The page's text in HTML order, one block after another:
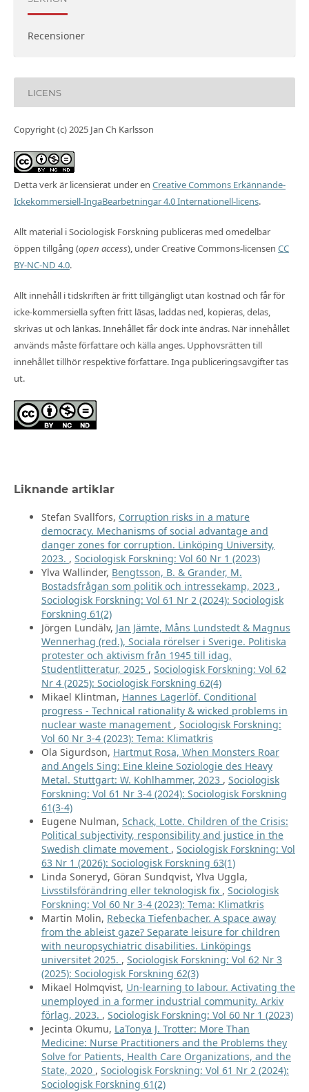
Recensioner
LICENS
Copyright (c) 2025 Jan Ch Karlsson
Detta verk är licensierat under en Creative Commons Erkännande-
Ickekommersiell-IngaBearbetningar 4.0 Internationell-licens.
Allt material i Sociologisk Forskning publiceras med omedelbar
öppen tillgång (open access), under Creative Commons-licensen CC
BY-NC-ND 4.0.
Allt innehåll i tidskriften är fritt tillgängligt utan kostnad och får för
icke-kommersiella syften fritt läsas, laddas ned, kopieras, delas,
skrivas ut och länkas. Innehållet får dock inte ändras. När innehållet
används måste författare och källa anges. Upphovsrätten till
innehållet tillhör respektive författare. Inga publiceringsavgifter tas
ut.
Liknande artiklar
Stefan Svallfors, Corruption risks in a mature
democracy. Mechanisms of social advantage and
danger zones for corruption. Linköping University,
2023. , Sociologisk Forskning: Vol 60 Nr 1 (2023)
Ylva Wallinder, Bengtsson, B. & Grander, M.
Bostadsfrågan som politik och intressekamp, 2023 ,
Sociologisk Forskning: Vol 61 Nr 2 (2024): Sociologisk
Forskning 61(2)
Jörgen Lundälv, Jan Jämte, Måns Lundstedt & Magnus
Wennerhag (red.), Sociala rörelser i Sverige. Politiska
protester och aktivism från 1945 till idag,
Studentlitteratur, 2025 , Sociologisk Forskning: Vol 62
Nr 4 (2025): Sociologisk Forskning 62(4)
Mikael Klintman, Hannes Lagerlöf. Conditional
progress - Technical rationality & wicked problems in
nuclear waste management , Sociologisk Forskning:
Vol 60 Nr 3-4 (2023): Tema: Klimatkris
Ola Sigurdson, Hartmut Rosa, When Monsters Roar
and Angels Sing: Eine kleine Soziologie des Heavy
Metal. Stuttgart: W. Kohlhammer, 2023 , Sociologisk
Forskning: Vol 61 Nr 3-4 (2024): Sociologisk Forskning
61(3-4)
Eugene Nulman, Schack, Lotte. Children of the Crisis:
Political subjectivity, responsibility and justice in the
Swedish climate movement , Sociologisk Forskning: Vol
63 Nr 1 (2026): Sociologisk Forskning 63(1)
Linda Soneryd, Göran Sundqvist, Ylva Uggla,
Livsstilsförändring eller teknologisk fix , Sociologisk
Forskning: Vol 60 Nr 3-4 (2023): Tema: Klimatkris
Martin Molin, Rebecka Tiefenbacher. A space away
from the ableist gaze? Separate leisure for children
with neuropsychiatric disabilities. Linköpings
universitet 2025. , Sociologisk Forskning: Vol 62 Nr 3
(2025): Sociologisk Forskning 62(3)
Mikael Holmqvist, Un-learning to labour. Activating the
unemployed in a former industrial community. Arkiv
förlag, 2023. , Sociologisk Forskning: Vol 60 Nr 1 (2023)
Jecinta Okumu, LaTonya J. Trotter: More Than
Medicine: Nurse Practitioners and the Problems they
Solve for Patients, Health Care Organizations, and the
State, 2020 , Sociologisk Forskning: Vol 61 Nr 2 (2024):
Sociologisk Forskning 61(2)